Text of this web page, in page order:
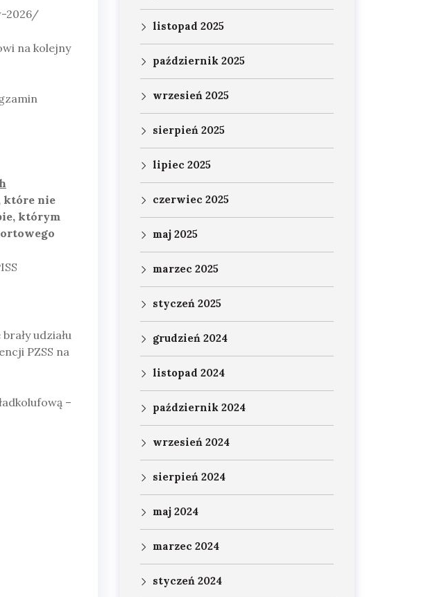
2026/
na kolejny
które nie
którym
udziału
PZSS na
–
listopad 2025
październik 2025
wrzesień 2025
sierpień 2025
lipiec 2025
czerwiec 2025
maj 2025
marzec 2025
styczeń 2025
grudzień 2024
listopad 2024
październik 2024
wrzesień 2024
sierpień 2024
maj 2024
marzec 2024
styczeń 2024